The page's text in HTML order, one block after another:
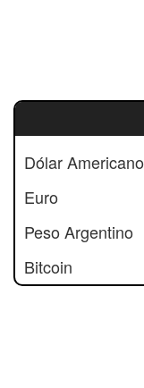
Dólar Americano
Euro
Peso Argentino
Bitcoin